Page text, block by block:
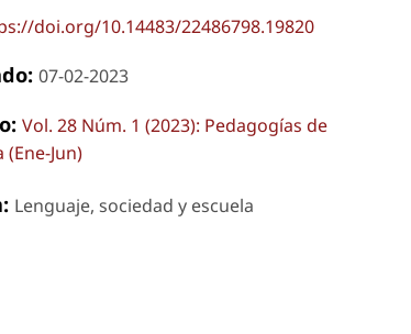
doi.org/10.14483/22486798.19820
07-02-2023
Vol. 28 Núm. 1 (2023): Pedagogías de
Jun)
Lenguaje, sociedad y escuela